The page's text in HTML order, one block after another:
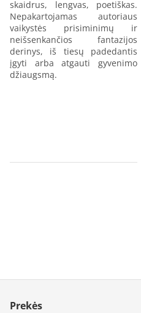
skaidrus, lengvas, poetiškas.
Nepakartojamas autoriaus
vaikystės prisiminimų ir
neišsenkančios fantazijos
derinys, iš tiesų padedantis
įgyti arba atgauti gyvenimo
džiaugsmą.
Prekės